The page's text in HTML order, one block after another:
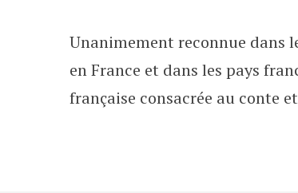
Unanimement reconnue dans
en France et dans les pays
française consacrée au conte